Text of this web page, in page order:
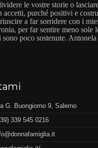
le vostre storie o
accetti, purché positivi e
a far sorridere con i
per far sentire meno sole
sono poco sostenute. Antonela
G. Buongiorno 9, Salerno
339 545 0216